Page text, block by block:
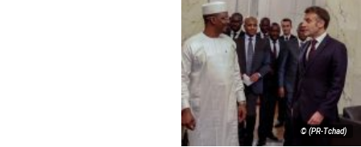
© (PR-Tchad)